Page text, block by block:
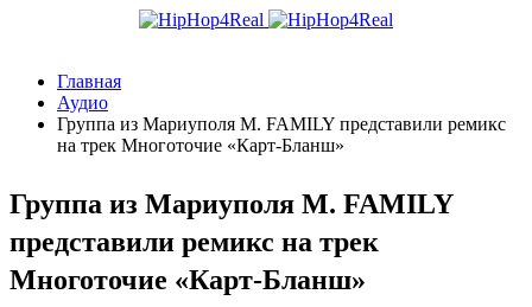
Главная
Аудио
Группа из Мариуполя M. FAMILY представили ремикс
на трек Многоточие «Карт-Бланш»
Группа из Мариуполя M. FAMILY
представили ремикс на трек
Многоточие «Карт-Бланш»